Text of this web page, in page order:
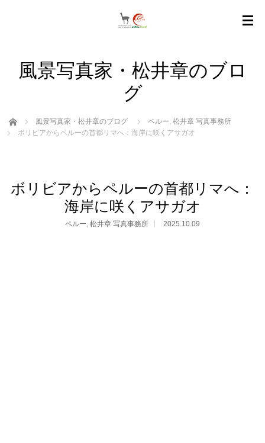
風景写真家・松井章のブロ
グ
ホーム 風景写真家・松井章のブログ ペルー, 松井章 写真事務所
ボリビアからペルーの首都リマへ：海岸に咲くアサガオ
ボリビアからペルーの首都リマへ：
海岸に咲くアサガオ
ペルー, 松井章 写真事務所 2025.10.09